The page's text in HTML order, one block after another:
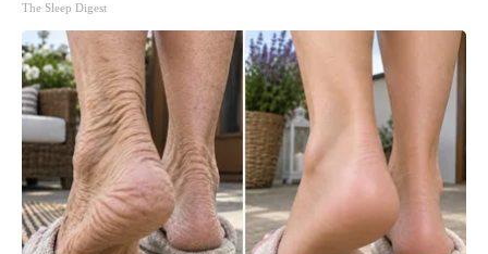
The Sleep Digest